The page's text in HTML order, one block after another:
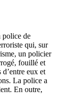
police de
qui, sur
un policier
fouillé et
eux et
La police a
En outre,